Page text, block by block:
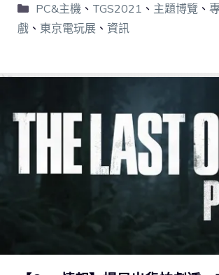
PC&主機、 TGS2021 、 主題博覽 、
戲 、 東京電玩展 、 資訊